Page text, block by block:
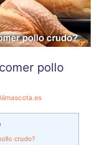
pollo
crudo?